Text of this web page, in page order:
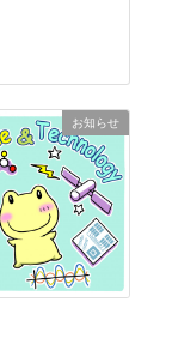
お知らせ